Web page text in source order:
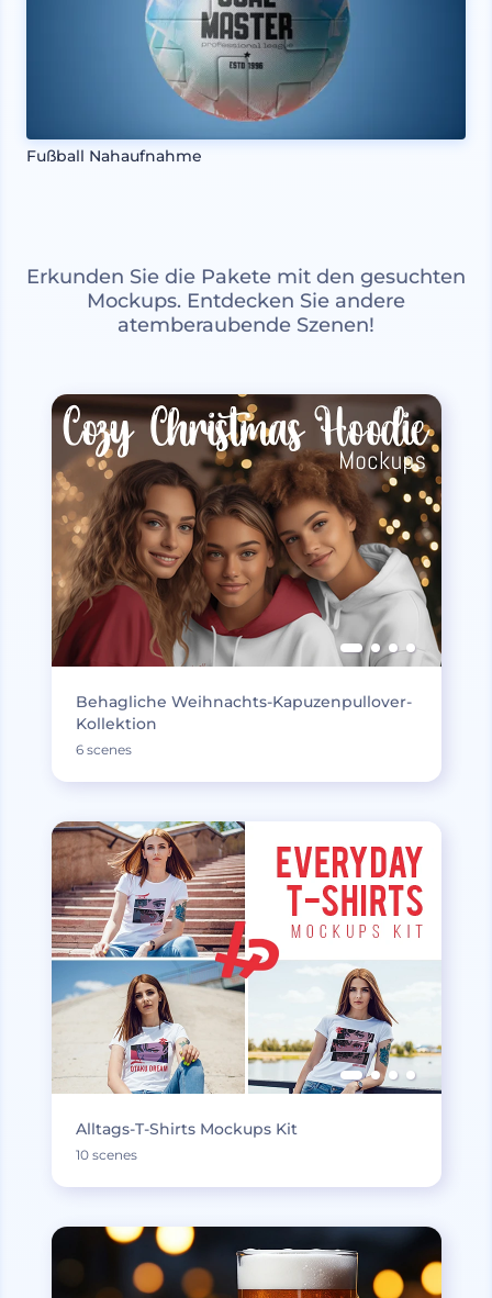
Fußball Nahaufnahme
Erkunden Sie die Pakete mit den gesuchten
Mockups. Entdecken Sie andere
atemberaubende Szenen!
Behagliche Weihnachts-Kapuzenpullover-
Kollektion
6 scenes
Alltags-T-Shirts Mockups Kit
10 scenes